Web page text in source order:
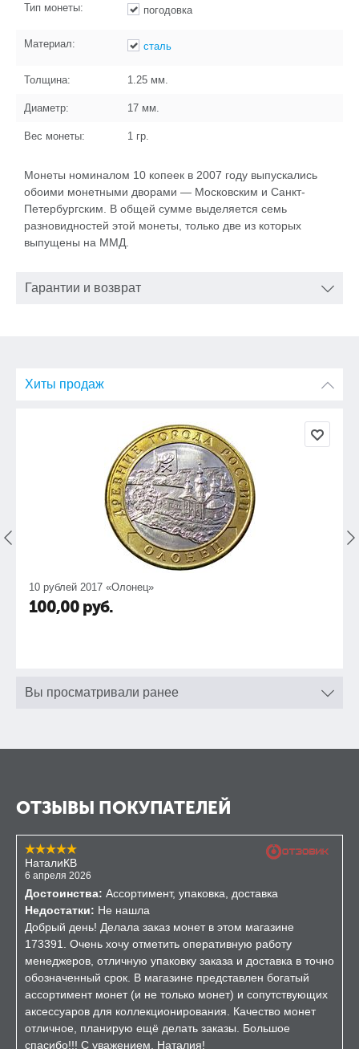
Тип монеты: погодовка
Материал: сталь
Толщина: 1.25 мм.
Диаметр: 17 мм.
Вес монеты: 1 гр.
Монеты номиналом 10 копеек в 2007 году выпускались
обоими монетными дворами — Московским и Санкт-
Петербургским. В общей сумме выделяется семь
разновидностей этой монеты, только две из которых
выпущены на ММД.
Гарантии и возврат
Хиты продаж
10 рублей 2017 «Олонец»
100,00 руб.
Вы просматривали ранее
ОТЗЫВЫ ПОКУПАТЕЛЕЙ
НаталиКВ
6 апреля 2026
Достоинства: Ассортимент, упаковка, доставка
Недостатки: Не нашла
Добрый день! Делала заказ монет в этом магазине
173391. Очень хочу отметить оперативную работу
менеджеров, отличную упаковку заказа и доставка в точно
обозначенный срок. В магазине представлен богатый
ассортимент монет (и не только монет) и сопутствующих
аксессуаров для коллекционирования. Качество монет
отличное, планирую ещё делать заказы. Большое
спасибо!!! С уважением, Наталия!